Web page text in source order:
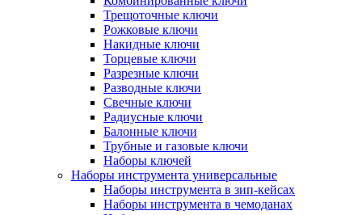
Трещоточные ключи
Рожковые ключи
Накидные ключи
Торцевые ключи
Разрезные ключи
Разводные ключи
Свечные ключи
Радиусные ключи
Балонные ключи
Трубные и газовые ключи
Наборы ключей
Наборы инструмента универсальные
Наборы инструмента в зип-кейсах
Наборы инструмента в чемоданах